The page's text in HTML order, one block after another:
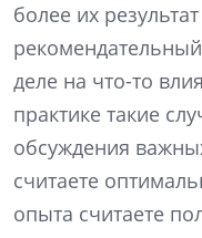
более их
деле на что-то
практике такие
обсуждения
считаете
опыта считаете